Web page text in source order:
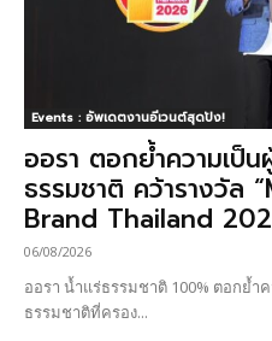
Events : อัพเดตงานอีเวนต์สุดปัง!
ออรา ตอกย้ำความเป็น
ธรรมชาติ คว้ารางวัล
Brand Thailand
06/08/2026
ออรา น้ำแร่ธรรมชาติ 100% ตอกย้ำ
ธรรมชาติที่ครอง...